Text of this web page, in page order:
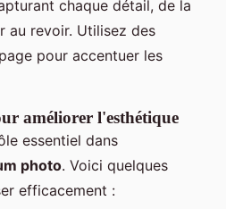
chaque détail, de la
au revoir. Utilisez des
pour accentuer les
améliorer l'esthétique
essentiel dans
photo. Voici quelques
efficacement :